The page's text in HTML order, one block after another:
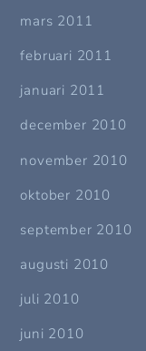
mars 2011
februari 2011
januari 2011
december 2010
november 2010
oktober 2010
september 2010
augusti 2010
juli 2010
juni 2010